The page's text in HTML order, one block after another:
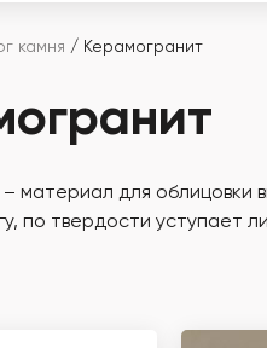
камня / Керамогранит
материал для облицовки
по твердости уступает